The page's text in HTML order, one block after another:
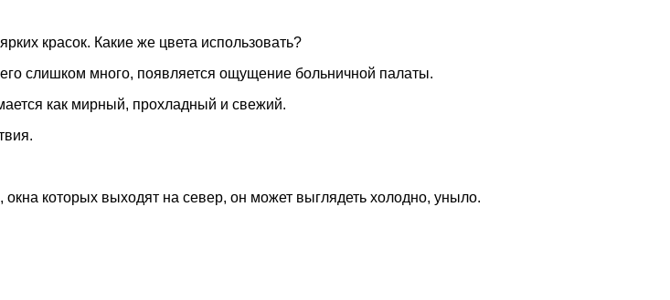
красок. Какие же цвета использовать?
слишком много, появляется ощущение больничной палаты.
как мирный, прохладный и свежий.
которых выходят на север, он может выглядеть холодно, уныло.